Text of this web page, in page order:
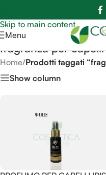
Skip to main content
Sei hai domande contattaci
Menu
fragranza per capelli
Home/Prodotti taggati
Show column